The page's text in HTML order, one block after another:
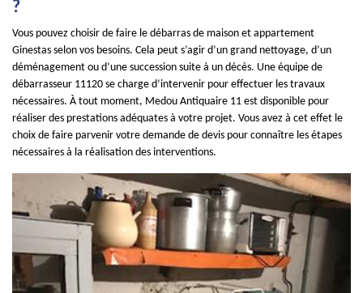
?
Vous pouvez choisir de faire le débarras de maison et appartement
Ginestas selon vos besoins. Cela peut s’agir d’un grand nettoyage, d’un
déménagement ou d’une succession suite à un décès. Une équipe de
débarrasseur 11120 se charge d’intervenir pour effectuer les travaux
nécessaires. À tout moment, Medou Antiquaire 11 est disponible pour
réaliser des prestations adéquates à votre projet. Vous avez à cet effet le
choix de faire parvenir votre demande de devis pour connaître les étapes
nécessaires à la réalisation des interventions.